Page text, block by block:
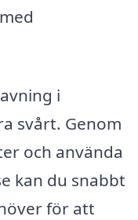
i
svårt. Genom
och använda
kan du snabbt
för att